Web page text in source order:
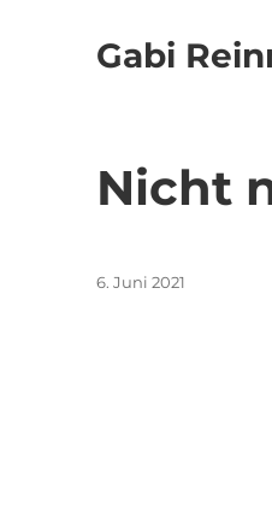
Gabi
Nicht
Veröffentlicht
6. Juni 2021